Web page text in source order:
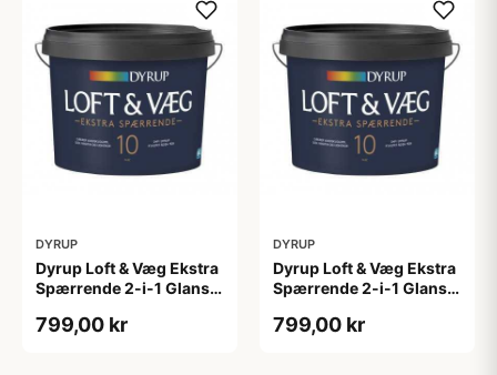
DYRUP
Dyrup Loft & Væg Ekstra
Spærrende 2-i-1 Glans
799,00 kr
DYRUP
Dyrup Loft & Væg Ekstra
Spærrende 2-i-1 Glans
799,00 kr